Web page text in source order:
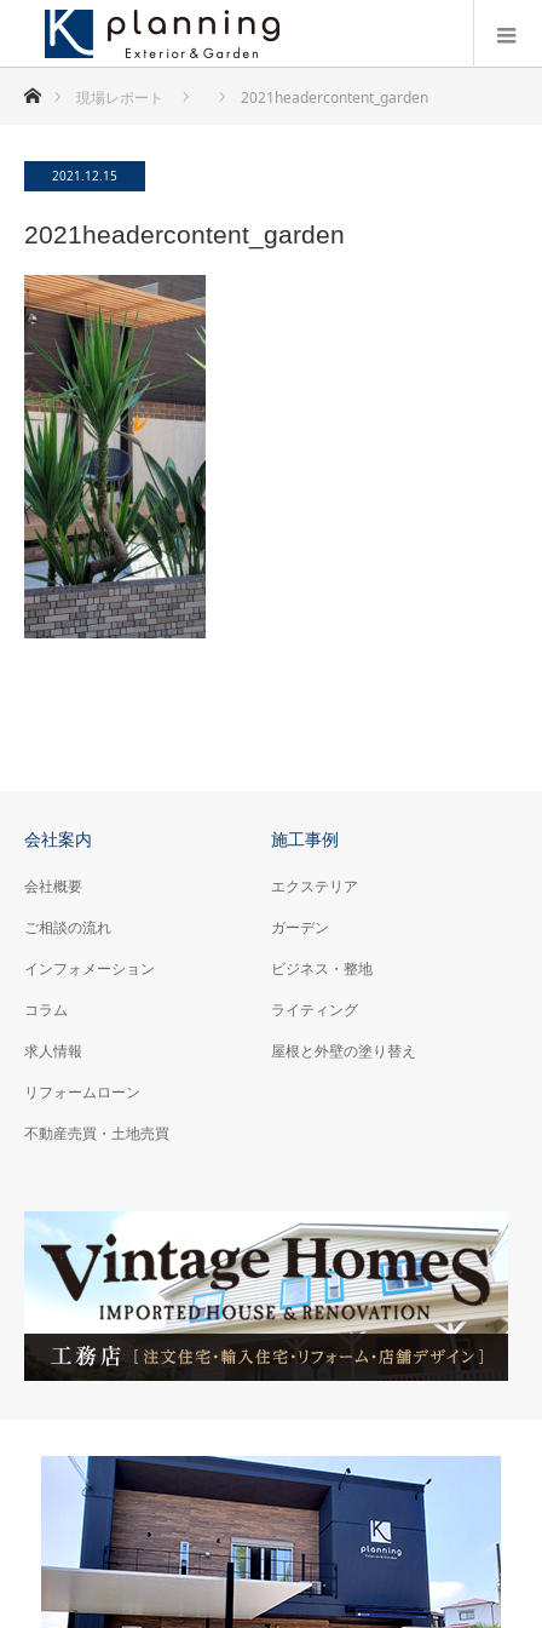
ホーム現場レポート 2021headercontent_garden
2021.12.15
2021headercontent_garden
会社案内
会社概要
ご相談の流れ
インフォメーション
コラム
求人情報
リフォームローン
不動産売買・土地売買
施工事例
エクステリア
ガーデン
ビジネス・整地
ライティング
屋根と外壁の塗り替え